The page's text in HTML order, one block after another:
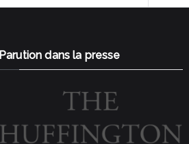
Parution dans la presse